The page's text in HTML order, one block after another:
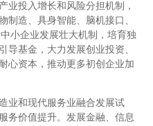
业投入增长和风险分担机制，
制造、具身智能、脑机接口、
小企业发展壮大机制，培育独
导基金，大力发展创业投资、
心资本，推动更多初创企业加
业和现代服务业融合发展试
务价值提升。发展金融、信息